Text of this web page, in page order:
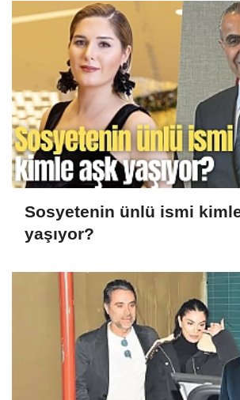
Sosyetenin ünlü ismi
yaşıyor?